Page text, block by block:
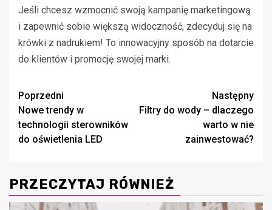
Jeśli chcesz wzmocnić swoją kampanię marketingową
i zapewnić sobie większą widoczność, zdecyduj się na
krówki z nadrukiem! To innowacyjny sposób na dotarcie
do klientów i promocję swojej marki.
Zobacz
wpisy
Poprzedni
Nowe trendy w
technologii sterowników
do oświetlenia LED
Następny
Filtry do wody – dlaczego
warto w nie
zainwestować?
PRZECZYTAJ RÓWNIEŻ